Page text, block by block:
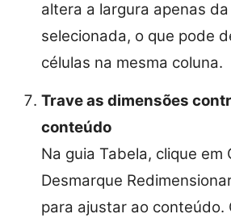
altera a largura apenas da
selecionada, o que pode
células na mesma coluna.
Trave as dimensões
conteúdo
Na guia Tabela, clique em
Desmarque
para ajustar ao conteúdo.